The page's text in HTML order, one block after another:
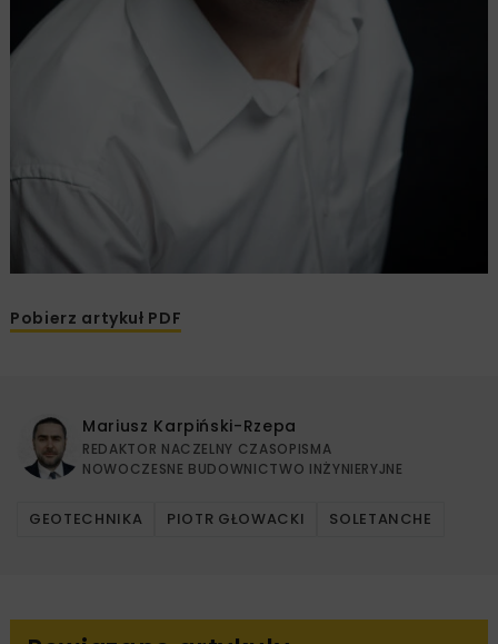
Pobierz artykuł PDF
Mariusz Karpiński-Rzepa
REDAKTOR NACZELNY CZASOPISMA
NOWOCZESNE BUDOWNICTWO INŻYNIERYJNE
GEOTECHNIKA PIOTR GŁOWACKI SOLETANCHE